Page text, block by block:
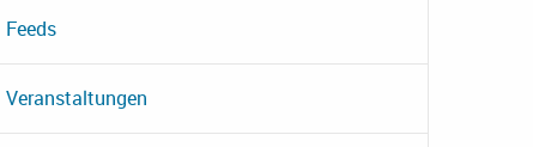
Feeds
Veranstaltungen